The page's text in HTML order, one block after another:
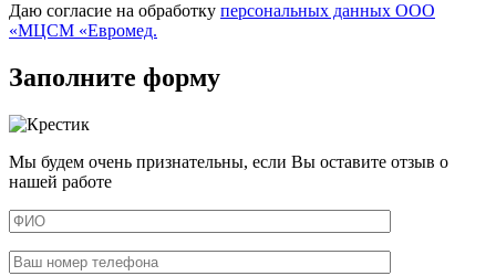
Даю согласие на обработку персональных данных ООО
«МЦСМ «Евромед.
Заполните форму
Мы будем очень признательны, если Вы оставите отзыв о
нашей работе